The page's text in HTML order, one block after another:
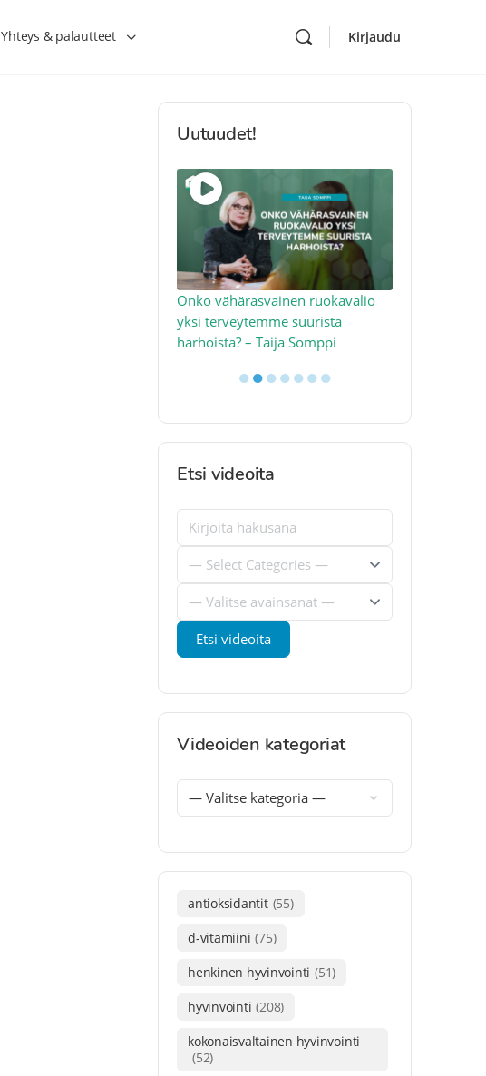
Yhteys & palautteet Kirjaudu
Uutuudet!
Onko vähärasvainen ruokavalio
yksi terveytemme suurista
harhoista? – Taija Somppi
●●●●●●●
Etsi videoita
Videoiden kategoriat
antioksidantit (55)
d-vitamiini (75)
henkinen hyvinvointi (51)
hyvinvointi (208)
kokonaisvaltainen hyvinvointi
(52)